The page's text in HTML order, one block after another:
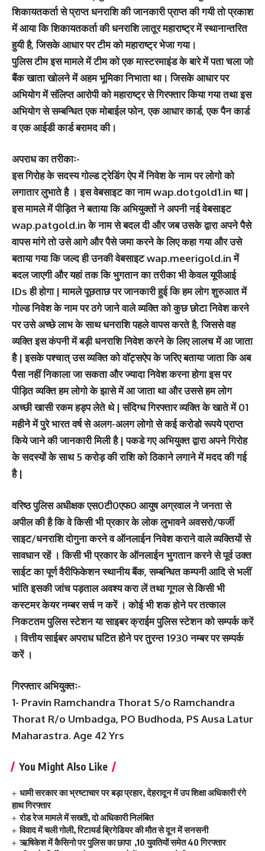
शिकायतकर्ता से प्राप्त धनराशि की जानकारी प्राप्त की गयी तो प्रकाश
में आया कि शिकायतकर्ता की धनराशि लातूर महाराष्ट्र में स्थानान्तरित
हुयी है, जिसके आधार पर टीम को महाराष्ट्र भेजा गया।
पुलिस टीम इस मामले में टीम को एक मास्टरमाइंड के बारे में पता चला जो
बैंक खाता खोलने में अहम भूमिका निभाता था। जिसके आधार पर
अभियोग में संलिप्त आरोपी को महाराष्ट्र से गिरफ्तार किया गया तथा इस
अभियोग से सम्बन्धित एक मोबाईल फोन, एक आधार कार्ड, एक पैन कार्ड
व एक आईडी कार्ड बरामद की।
अपराध का तरीकाः-
इस गिरोह के सदस्य गोल्ड ट्रेडिंग ऐप में निवेश के नाम पर लोगो को
लगातार लुभाते है । इस वेबसाइट का नाम wap.dotgold1.in था |
इस मामले में पीड़ित ने बताया कि अभियुक्तों ने अपनी नई वेबसाइट
wap.patgold.in के नाम से बदल दी और जब उसके द्वारा अपने पैसे
वापस मांगे तो उसे आगे और पैसे जमा करने के लिए कहा गया और उसे
बताया गया कि जल्द ही उनकी वेबसाइट wap.meerigold.in में
बदल जाएगी और यहां तक कि भुगतान का तरीका भी केवल यूपीआई
IDs ही होगा | मामले पूछताछ पर जानकारी हुई कि हम लोग शुरुआत में
गोल्ड निवेश के नाम पर ठगे जाने वाले व्यक्ति को कुछ छोटा निवेश करने
पर उसे अच्छे लाभ के साथ धनराशि पहले वापस करते है, जिससे वह
व्यक्ति इस कंपनी में बड़ी धनराशि निवेश करने के लिए लालच में आ जाता
है | इसके पश्चात् उस व्यक्ति को वॉट्सऐप के जरिए बताया जाता कि अब
पैसा नहीं निकाला जा सकता और ज्यादा निवेश करना होगा इस पर
पीड़ित व्यक्ति हम लोगो के झासे में आ जाता था और उससे हम लोग
अच्छी खासी रकम हड्प लेते थे | संदिग्ध गिरफ्तार व्यक्ति के खाते में 01
महीने में पुरे भारत वर्ष से अलग-अलग लोगो से कई करोडो रूपये प्राप्त
किये जाने की जानकारी मिली है | पकडे गए अभियुक्त द्वारा अपने गिरोह
के सदस्यों के साथ 5 करोड़ की राशि को ठिकाने लगाने में मदद की गई
है |
वरिष्ठ पुलिस अधीक्षक एस0टी0एफ0 आयुष अग्रवाल ने जनता से
अपील की है कि वे किसी भी प्रकार के लोक लुभावने अवसरो/फर्जी
साइट/धनराशि दोगुना करने व ऑनलाईन निवेश कराने वाले व्यक्तियों से
सावधान रहें । किसी भी प्रकार के ऑनलाईन भुगतान करने से पूर्व उक्त
साईट का पूर्ण वैरीफिकेशन स्थानीय बैंक, सम्बन्धित कम्पनी आदि से भलीं
भांति इसकी जांच पड़ताल अवश्य करा लें तथा गूगल से किसी भी
कस्टमर केयर नम्बर सर्च न करें । कोई भी शक होने पर तत्काल
निकटतम पुलिस स्टेशन या साइबर क्राईम पुलिस स्टेशन को सम्पर्क करें
। वित्तीय साईबर अपराध घटित होने पर तुरन्त 1930 नम्बर पर सम्पर्क
करें ।
गिरफ्तार अभियुक्तः-
1- Pravin Ramchandra Thorat S/o Ramchandra
Thorat R/o Umbadga, PO Budhoda, PS Ausa Latur
Maharastra. Age 42 Yrs
You Might Also Like
धामी सरकार का भ्रष्टाचार पर बड़ा प्रहार, देहरादून में उप शिक्षा अधिकारी रंगे
हाथ गिरफ्तार
रोड रेज मामले में सख्ती, दो अधिकारी निलंबित
विवाद में चली गोली, रिटायर्ड ब्रिगेडियर की मौत से दून में सनसनी
ऋषिकेश में कैसिनो पर पुलिस का छापा ,10 युवतियों समेत 40 गिरफ्तार